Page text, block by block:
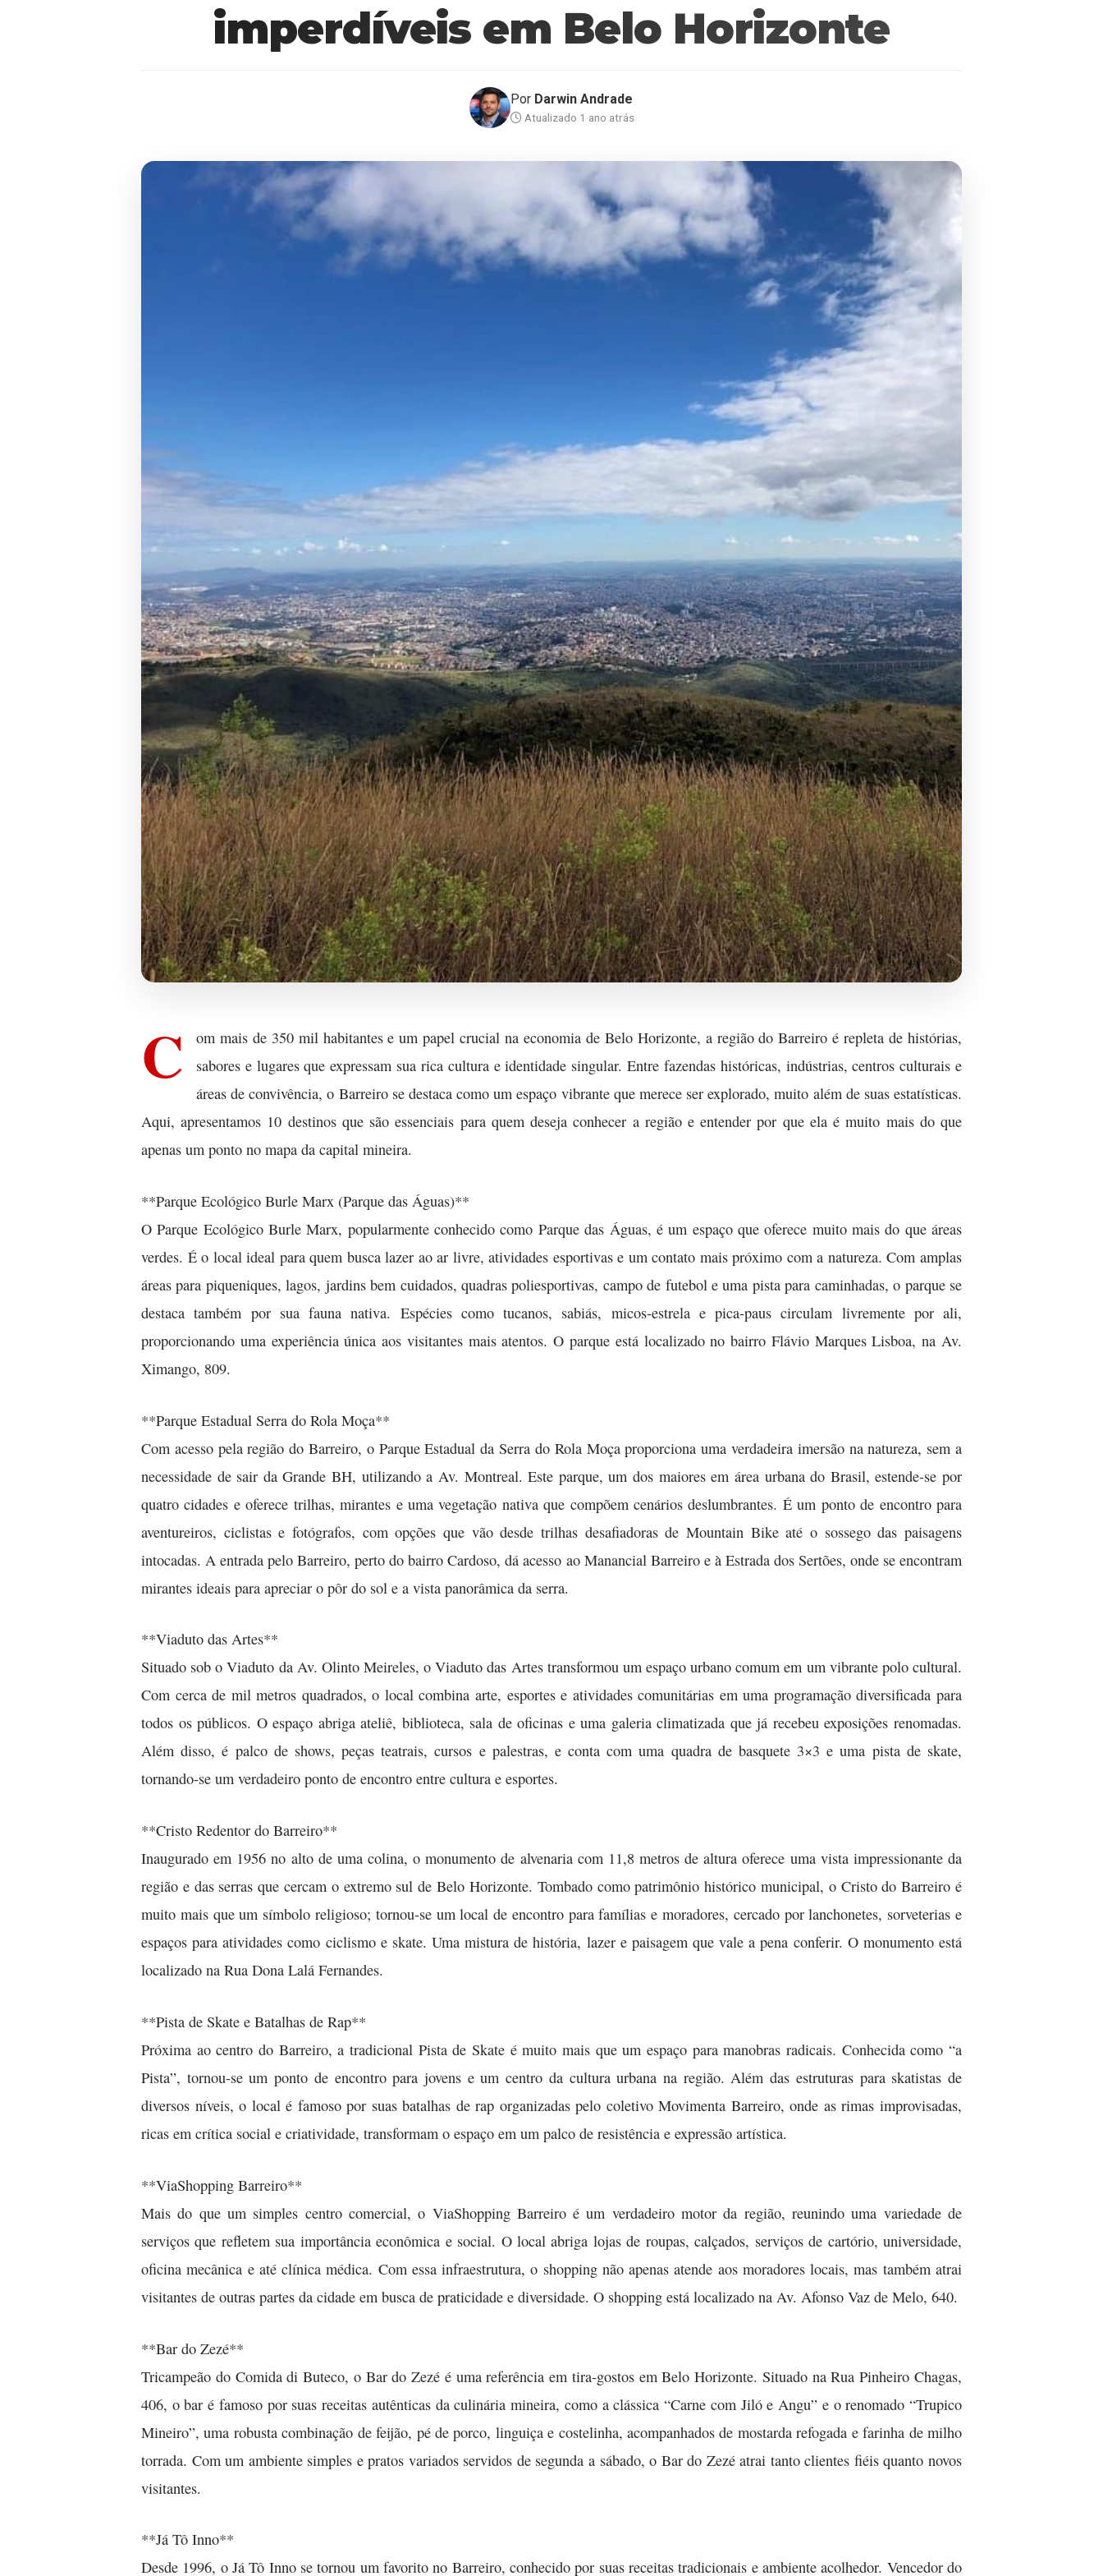
imperdíveis em Belo Horizonte
Por Darwin Andrade
Atualizado 1 ano atrás
C
om mais de 350 mil habitantes e um papel crucial na economia de Belo Horizonte, a região do Barreiro é repleta de histórias,
sabores e lugares que expressam sua rica cultura e identidade singular. Entre fazendas históricas, indústrias, centros culturais e
áreas de convivência, o Barreiro se destaca como um espaço vibrante que merece ser explorado, muito além de suas estatísticas.
Aqui, apresentamos 10 destinos que são essenciais para quem deseja conhecer a região e entender por que ela é muito mais do que
apenas um ponto no mapa da capital mineira.
**Parque Ecológico Burle Marx (Parque das Águas)**
O Parque Ecológico Burle Marx, popularmente conhecido como Parque das Águas, é um espaço que oferece muito mais do que áreas
verdes. É o local ideal para quem busca lazer ao ar livre, atividades esportivas e um contato mais próximo com a natureza. Com amplas
áreas para piqueniques, lagos, jardins bem cuidados, quadras poliesportivas, campo de futebol e uma pista para caminhadas, o parque se
destaca também por sua fauna nativa. Espécies como tucanos, sabiás, micos-estrela e pica-paus circulam livremente por ali,
proporcionando uma experiência única aos visitantes mais atentos. O parque está localizado no bairro Flávio Marques Lisboa, na Av.
Ximango, 809.
**Parque Estadual Serra do Rola Moça**
Com acesso pela região do Barreiro, o Parque Estadual da Serra do Rola Moça proporciona uma verdadeira imersão na natureza, sem a
necessidade de sair da Grande BH, utilizando a Av. Montreal. Este parque, um dos maiores em área urbana do Brasil, estende-se por
quatro cidades e oferece trilhas, mirantes e uma vegetação nativa que compõem cenários deslumbrantes. É um ponto de encontro para
aventureiros, ciclistas e fotógrafos, com opções que vão desde trilhas desafiadoras de Mountain Bike até o sossego das paisagens
intocadas. A entrada pelo Barreiro, perto do bairro Cardoso, dá acesso ao Manancial Barreiro e à Estrada dos Sertões, onde se encontram
mirantes ideais para apreciar o pôr do sol e a vista panorâmica da serra.
**Viaduto das Artes**
Situado sob o Viaduto da Av. Olinto Meireles, o Viaduto das Artes transformou um espaço urbano comum em um vibrante polo cultural.
Com cerca de mil metros quadrados, o local combina arte, esportes e atividades comunitárias em uma programação diversificada para
todos os públicos. O espaço abriga ateliê, biblioteca, sala de oficinas e uma galeria climatizada que já recebeu exposições renomadas.
Além disso, é palco de shows, peças teatrais, cursos e palestras, e conta com uma quadra de basquete 3×3 e uma pista de skate,
tornando-se um verdadeiro ponto de encontro entre cultura e esportes.
**Cristo Redentor do Barreiro**
Inaugurado em 1956 no alto de uma colina, o monumento de alvenaria com 11,8 metros de altura oferece uma vista impressionante da
região e das serras que cercam o extremo sul de Belo Horizonte. Tombado como patrimônio histórico municipal, o Cristo do Barreiro é
muito mais que um símbolo religioso; tornou-se um local de encontro para famílias e moradores, cercado por lanchonetes, sorveterias e
espaços para atividades como ciclismo e skate. Uma mistura de história, lazer e paisagem que vale a pena conferir. O monumento está
localizado na Rua Dona Lalá Fernandes.
**Pista de Skate e Batalhas de Rap**
Próxima ao centro do Barreiro, a tradicional Pista de Skate é muito mais que um espaço para manobras radicais. Conhecida como “a
Pista”, tornou-se um ponto de encontro para jovens e um centro da cultura urbana na região. Além das estruturas para skatistas de
diversos níveis, o local é famoso por suas batalhas de rap organizadas pelo coletivo Movimenta Barreiro, onde as rimas improvisadas,
ricas em crítica social e criatividade, transformam o espaço em um palco de resistência e expressão artística.
**ViaShopping Barreiro**
Mais do que um simples centro comercial, o ViaShopping Barreiro é um verdadeiro motor da região, reunindo uma variedade de
serviços que refletem sua importância econômica e social. O local abriga lojas de roupas, calçados, serviços de cartório, universidade,
oficina mecânica e até clínica médica. Com essa infraestrutura, o shopping não apenas atende aos moradores locais, mas também atrai
visitantes de outras partes da cidade em busca de praticidade e diversidade. O shopping está localizado na Av. Afonso Vaz de Melo, 640.
**Bar do Zezé**
Tricampeão do Comida di Buteco, o Bar do Zezé é uma referência em tira-gostos em Belo Horizonte. Situado na Rua Pinheiro Chagas,
406, o bar é famoso por suas receitas autênticas da culinária mineira, como a clássica “Carne com Jiló e Angu” e o renomado “Trupico
Mineiro”, uma robusta combinação de feijão, pé de porco, linguiça e costelinha, acompanhados de mostarda refogada e farinha de milho
torrada. Com um ambiente simples e pratos variados servidos de segunda a sábado, o Bar do Zezé atrai tanto clientes fiéis quanto novos
visitantes.
**Já Tô Inno**
Desde 1996, o Já Tô Inno se tornou um favorito no Barreiro, conhecido por suas receitas tradicionais e ambiente acolhedor. Vencedor do